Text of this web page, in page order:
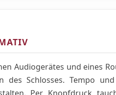
Audiogerätes und eines
des Schlosses. Tempo